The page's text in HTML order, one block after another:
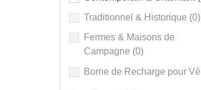
Traditionnel & Historique (0)
Fermes & Maisons de
Campagne (0)
Borne de Recharge pour Vé